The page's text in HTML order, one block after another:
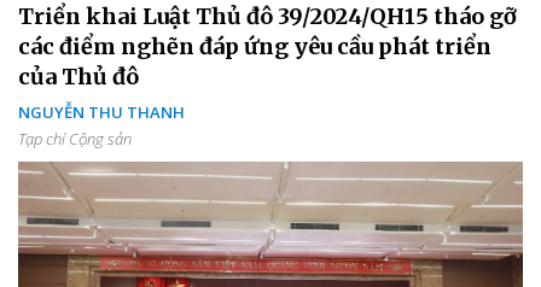
Triển khai Luật Thủ đô 39/2024/QH15 tháo gỡ
các điểm nghẽn đáp ứng yêu cầu phát triển
của Thủ đô
NGUYỄN THU THANH
Tạp chí Cộng sản